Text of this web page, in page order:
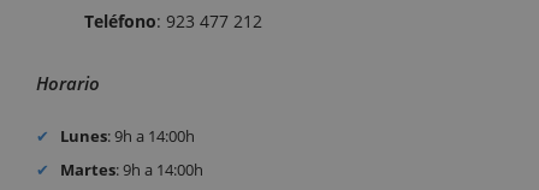
Teléfono: 923 477 212
Horario
Lunes: 9h a 14:00h
Martes: 9h a 14:00h